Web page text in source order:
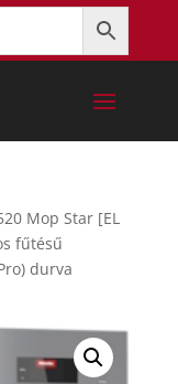
Mop Star [EL
fűtésű
durva